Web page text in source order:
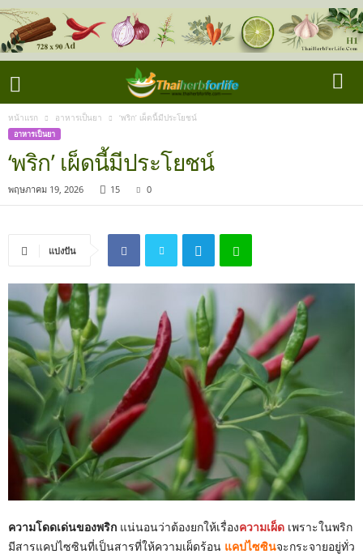
หน้าแรก อาหารเป็นยา ‘พริก’ เผ็ดนี้มีประโยชน์
อาหารเป็นยา
‘พริก’ เผ็ดนี้มีประโยชน์
พฤษภาคม 19, 2026 15 0
แบ่งปัน
ความโดดเด่นของพริก แน่นอนว่าต้องยกให้เรื่องความเผ็ด เพราะในพริก
มีสารแคปไซซินที่เป็นสารที่ให้ความเผ็ดร้อน แคปไซซินจะกระจายอยู่ทั่ว